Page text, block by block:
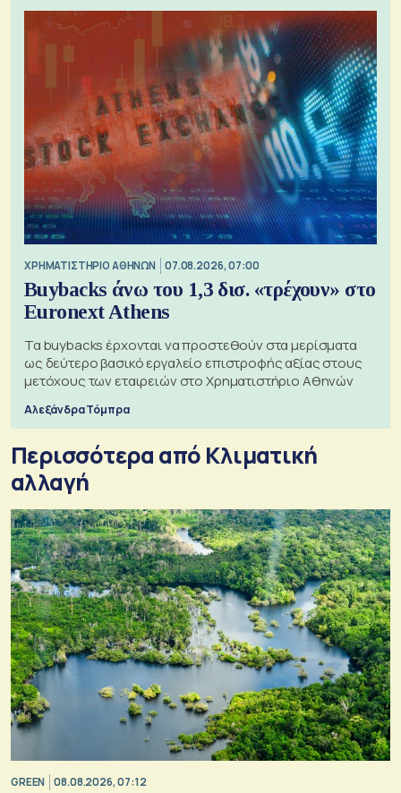
XΡΗΜΑΤΙΣΤΗΡΙΟ ΑΘΗΝΩΝ 07.08.2026, 07:00
Buybacks άνω του 1,3 δισ. «τρέχουν» στο
Euronext Athens
Τα buybacks έρχονται να προστεθούν στα μερίσματα
ως δεύτερο βασικό εργαλείο επιστροφής αξίας στους
μετόχους των εταιρειών στο Χρηματιστήριο Αθηνών
Αλεξάνδρα Τόμπρα
Περισσότερα από Κλιματική
αλλαγή
GREEN 08.08.2026, 07:12